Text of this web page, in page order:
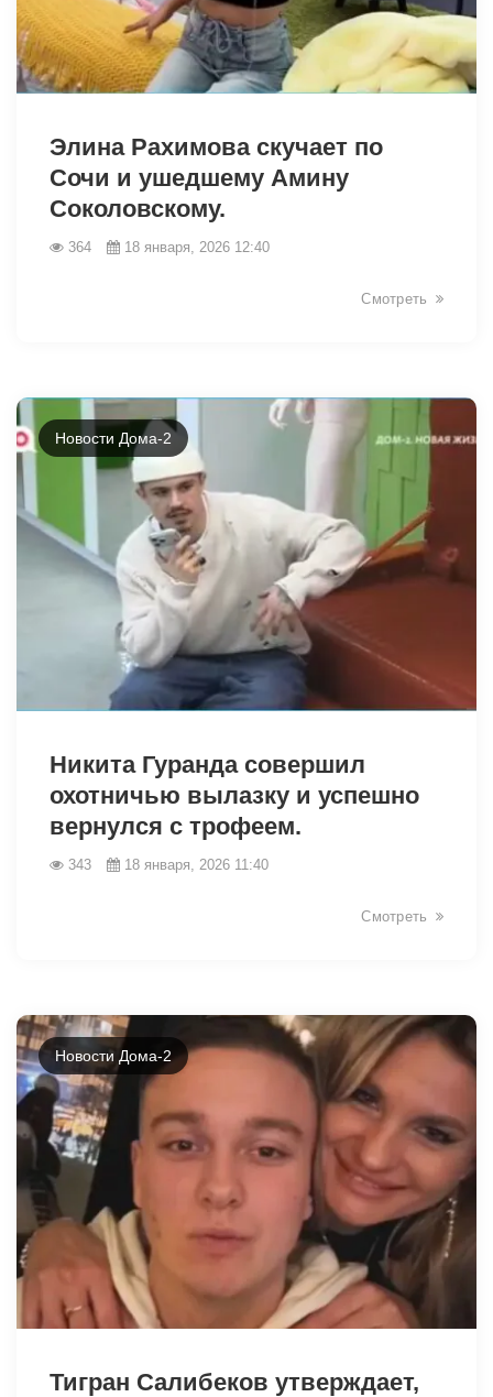
Элина Рахимова скучает по
Сочи и ушедшему Амину
Соколовскому.
364 18 января, 2026 12:40
Смотреть
Новости Дома-2
Никита Гуранда совершил
охотничью вылазку и успешно
вернулся с трофеем.
343 18 января, 2026 11:40
Смотреть
Новости Дома-2
Тигран Салибеков утверждает,